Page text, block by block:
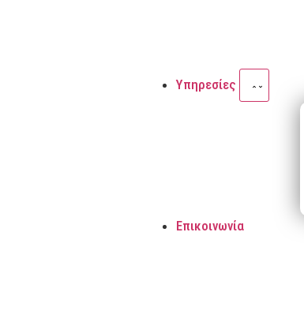
Υπηρεσίες
Επικοινωνία